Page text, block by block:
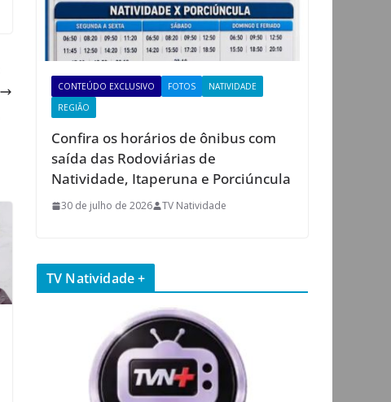
CONTEÚDO EXCLUSIVO FOTOS
NATIVIDADE
REGIÃO
Confira os horários de ônibus com
saída das Rodoviárias de
Natividade, Itaperuna e Porciúncula
30 de julho de 2026 TV Natividade
TV Natividade +